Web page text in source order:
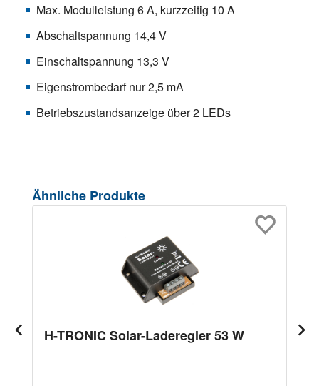
Max. Modulleistung 6 A, kurzzeitig 10 A
Abschaltspannung 14,4 V
Einschaltspannung 13,3 V
Eigenstrombedarf nur 2,5 mA
Betriebszustandsanzeige über 2 LEDs
Produktgalerie überspringen
Ähnliche Produkte
H-TRONIC Solar-Laderegler 53 W